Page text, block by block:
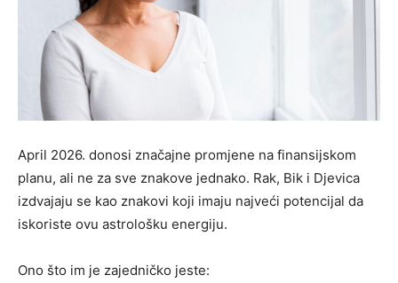
April 2026. donosi značajne promjene na finansijskom
planu, ali ne za sve znakove jednako. Rak, Bik i Djevica
izdvajaju se kao znakovi koji imaju najveći potencijal da
iskoriste ovu astrološku energiju.
Ono što im je zajedničko jeste: